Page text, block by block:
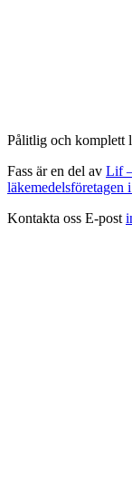
Pålitlig och komplett
Fass är en del av Lif
läkemedelsföretagen
Kontakta oss E-post